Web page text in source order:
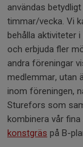
användas
timmar/vecka. Vi
behålla aktiviteter
och erbjuda fler
andra föreningar
medlemmar, utan
inom föreningen,
Sturefors som
kombinera vår
konstgräs på B-